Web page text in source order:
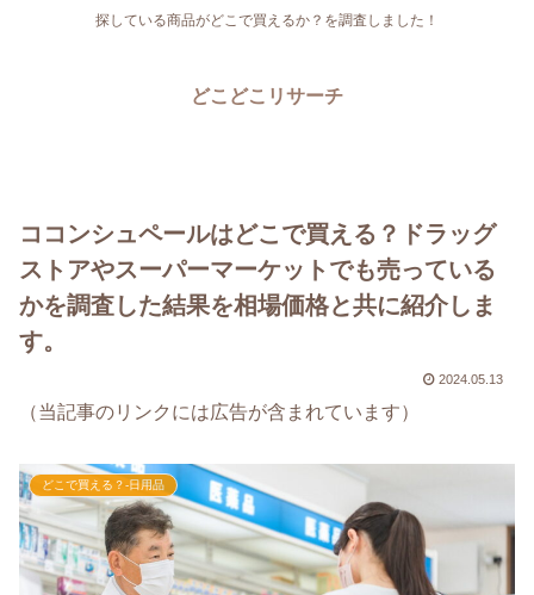
探している商品がどこで買えるか？を調査しました！
どこどこリサーチ
ココンシュペールはどこで買える？ドラッグ
ストアやスーパーマーケットでも売っている
かを調査した結果を相場価格と共に紹介しま
す。
2024.05.13
（当記事のリンクには広告が含まれています）
どこで買える？-日用品